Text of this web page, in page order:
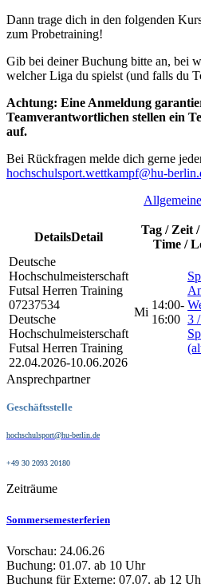
Dann trage dich in den folgenden
zum Probetraining!
Gib bei deiner Buchung bitte an, bei
welcher Liga du spielst (und falls du
Achtung: Eine Anmeldung
Teamverantwortlichen stellen ein
auf.
Bei Rückfragen melde dich gerne
hochschulsport.wettkampf@hu-
A
DetailsDetail
Tag / Zeit
Time /
Deutsche
Hochschulmeisterschaft
Futsal Herren Training
07237534
Deutsche
Hochschulmeisterschaft
Futsal Herren Training
22.04.2026-10.06.2026
Mi
14:00-
16:00 3
Ansprechpartner
Geschäftsstelle
hochschulsport@hu-berlin.de
+49 30 2093 20180
Zeiträume
Sommersemesterferien
Vorschau: 24.06.26
Buchung: 01.07. ab 10 Uhr
Buchung für Externe: 07.07. ab 12